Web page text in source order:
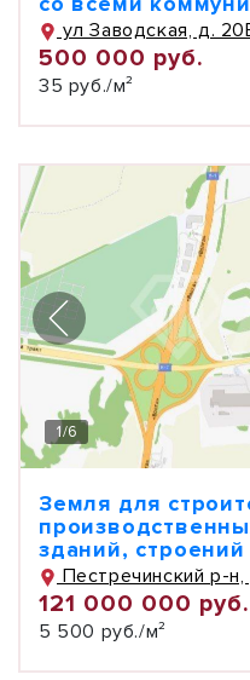
ул Заводская, д.
500 000 руб.
35 руб./м²
1/6
Земля для
зданий,
Пестречинский р-н,
121 000 000 руб.
5 500 руб./м²